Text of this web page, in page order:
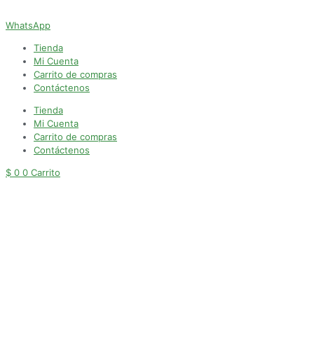
WhatsApp
Tienda
Mi Cuenta
Carrito de compras
Contáctenos
Tienda
Mi Cuenta
Carrito de compras
Contáctenos
$ 0 0 Carrito